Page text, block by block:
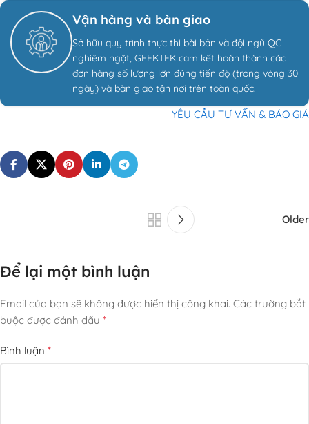
Vận hàng và bàn giao
Sở hữu quy trình thực thi bài bản và đội ngũ QC
nghiêm ngặt, GEEKTEK cam kết hoàn thành các
đơn hàng số lượng lớn đúng tiến độ (trong vòng 30
ngày) và bàn giao tận nơi trên toàn quốc.
YÊU CẦU TƯ VẤN & BÁO GIÁ
Older
Để lại một bình luận
Email của bạn sẽ không được hiển thị công khai. Các trường bắt
buộc được đánh dấu *
Bình luận *